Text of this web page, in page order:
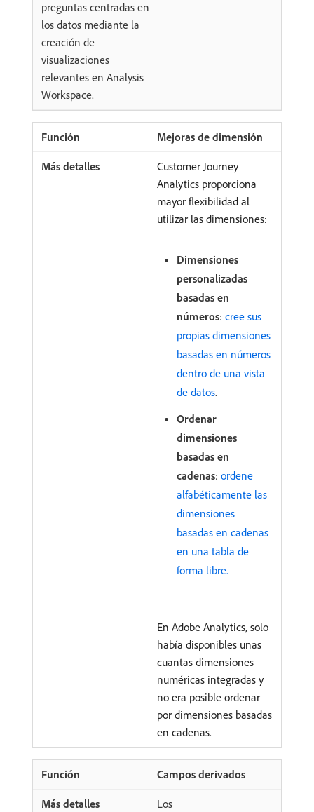
preguntas centradas en
los datos mediante la
creación de
visualizaciones
relevantes en Analysis
Workspace.
Mejoras de dimensión
Customer Journey
Analytics proporciona
mayor flexibilidad al
utilizar las dimensiones:
Dimensiones
personalizadas
basadas en
números: cree sus
propias dimensiones
basadas en números
dentro de una vista
de datos.
Ordenar
dimensiones
basadas en
cadenas: ordene
alfabéticamente las
dimensiones
basadas en cadenas
en una tabla de
forma libre.
En Adobe Analytics, solo
había disponibles unas
cuantas dimensiones
numéricas integradas y
no era posible ordenar
por dimensiones basadas
en cadenas.
Campos derivados
Los